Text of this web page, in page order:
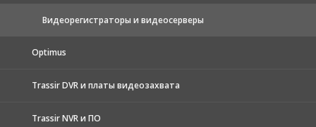
Видеорегистраторы и видеосерверы
Optimus
Trassir DVR и платы видеозахвата
Trassir NVR и ПО